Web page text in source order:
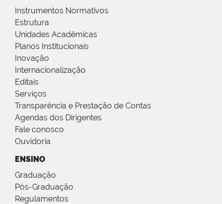
Instrumentos Normativos
Estrutura
Unidades Acadêmicas
Planos Institucionais
Inovação
Internacionalização
Editais
Serviços
Transparência e Prestação de Contas
Agendas dos Dirigentes
Fale conosco
Ouvidoria
ENSINO
Graduação
Pós-Graduação
Regulamentos